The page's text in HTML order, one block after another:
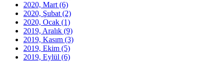
2020, Mart (6)
2020, Şubat (2)
2020, Ocak (1)
2019, Aralık (9)
2019, Kasım (3)
2019, Ekim (5)
2019, Eylül (6)